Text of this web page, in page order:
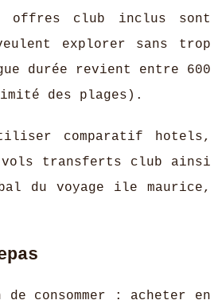
offres club inclus sont
explorer sans trop
durée revient entre 600
des plages).
comparatif hotels,
transferts club ainsi
du voyage ile maurice,
consommer : acheter en